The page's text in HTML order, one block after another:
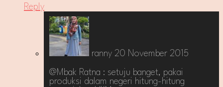
Reply
ranny 20 November 2015
@Mbak Ratna : setuju banget, pakai
produksi dalam negeri hitung-hitung